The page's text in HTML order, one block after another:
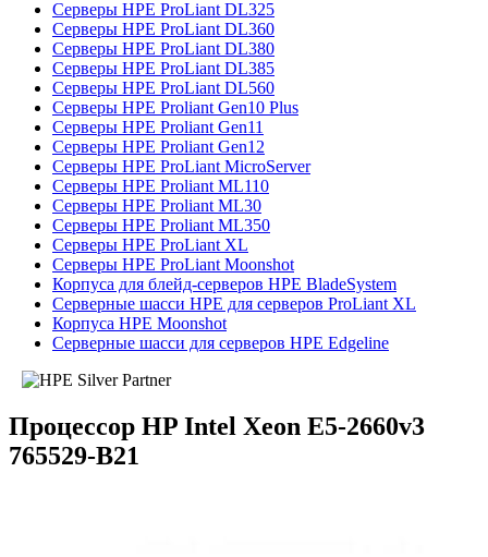
Серверы HPE ProLiant DL325
Серверы HPE ProLiant DL360
Серверы HPE ProLiant DL380
Серверы HPE ProLiant DL385
Серверы HPE ProLiant DL560
Серверы HPE Proliant Gen10 Plus
Серверы HPE Proliant Gen11
Серверы HPE Proliant Gen12
Серверы HPE ProLiant MicroServer
Серверы HPE Proliant ML110
Серверы HPE Proliant ML30
Серверы HPE Proliant ML350
Серверы HPE ProLiant XL
Серверы HPE ProLiant Moonshot
Корпуса для блейд-серверов HPE BladeSystem
Серверные шасси HPE для серверов ProLiant XL
Корпуса HPE Moonshot
Серверные шасси для серверов HPE Edgeline
Процессор HP Intel Xeon E5-2660v3
765529-B21